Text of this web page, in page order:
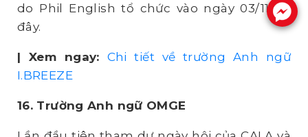
do Phil English tổ chức vào ngày 03/11 tới
đây.
| Xem ngay: Chi tiết về trường Anh ngữ
I.BREEZE
16. Trường Anh ngữ OMGE
.